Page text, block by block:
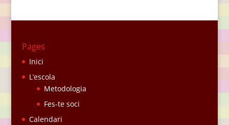
Pages
Inici
L’escola
Metodologia
Fes-te soci
Calendari